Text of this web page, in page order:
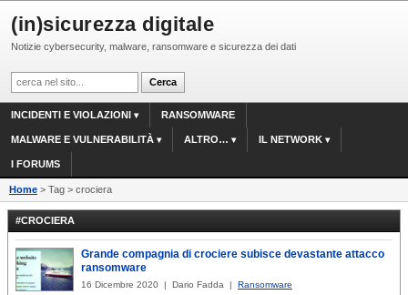
(in)sicurezza digitale
Notizie cybersecurity, malware, ransomware e sicurezza dei dati
INCIDENTI E VIOLAZIONI RANSOMWARE
MALWARE E VULNERABILITÀ ALTRO… IL NETWORK
I FORUMS
Home > Tag > crociera
#CROCIERA
Grande compagnia di crociere subisce devastante attacco
ransomware
16 Dicembre 2020 | Dario Fadda | Ransomware